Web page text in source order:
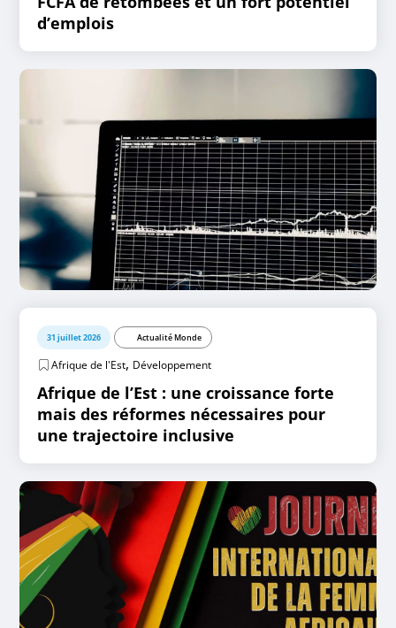
d’emplois
31 juillet 2026 Actualité Monde
Afrique de l'Est, Développement
Afrique de l’Est : une croissance forte
mais des réformes nécessaires pour
une trajectoire inclusive